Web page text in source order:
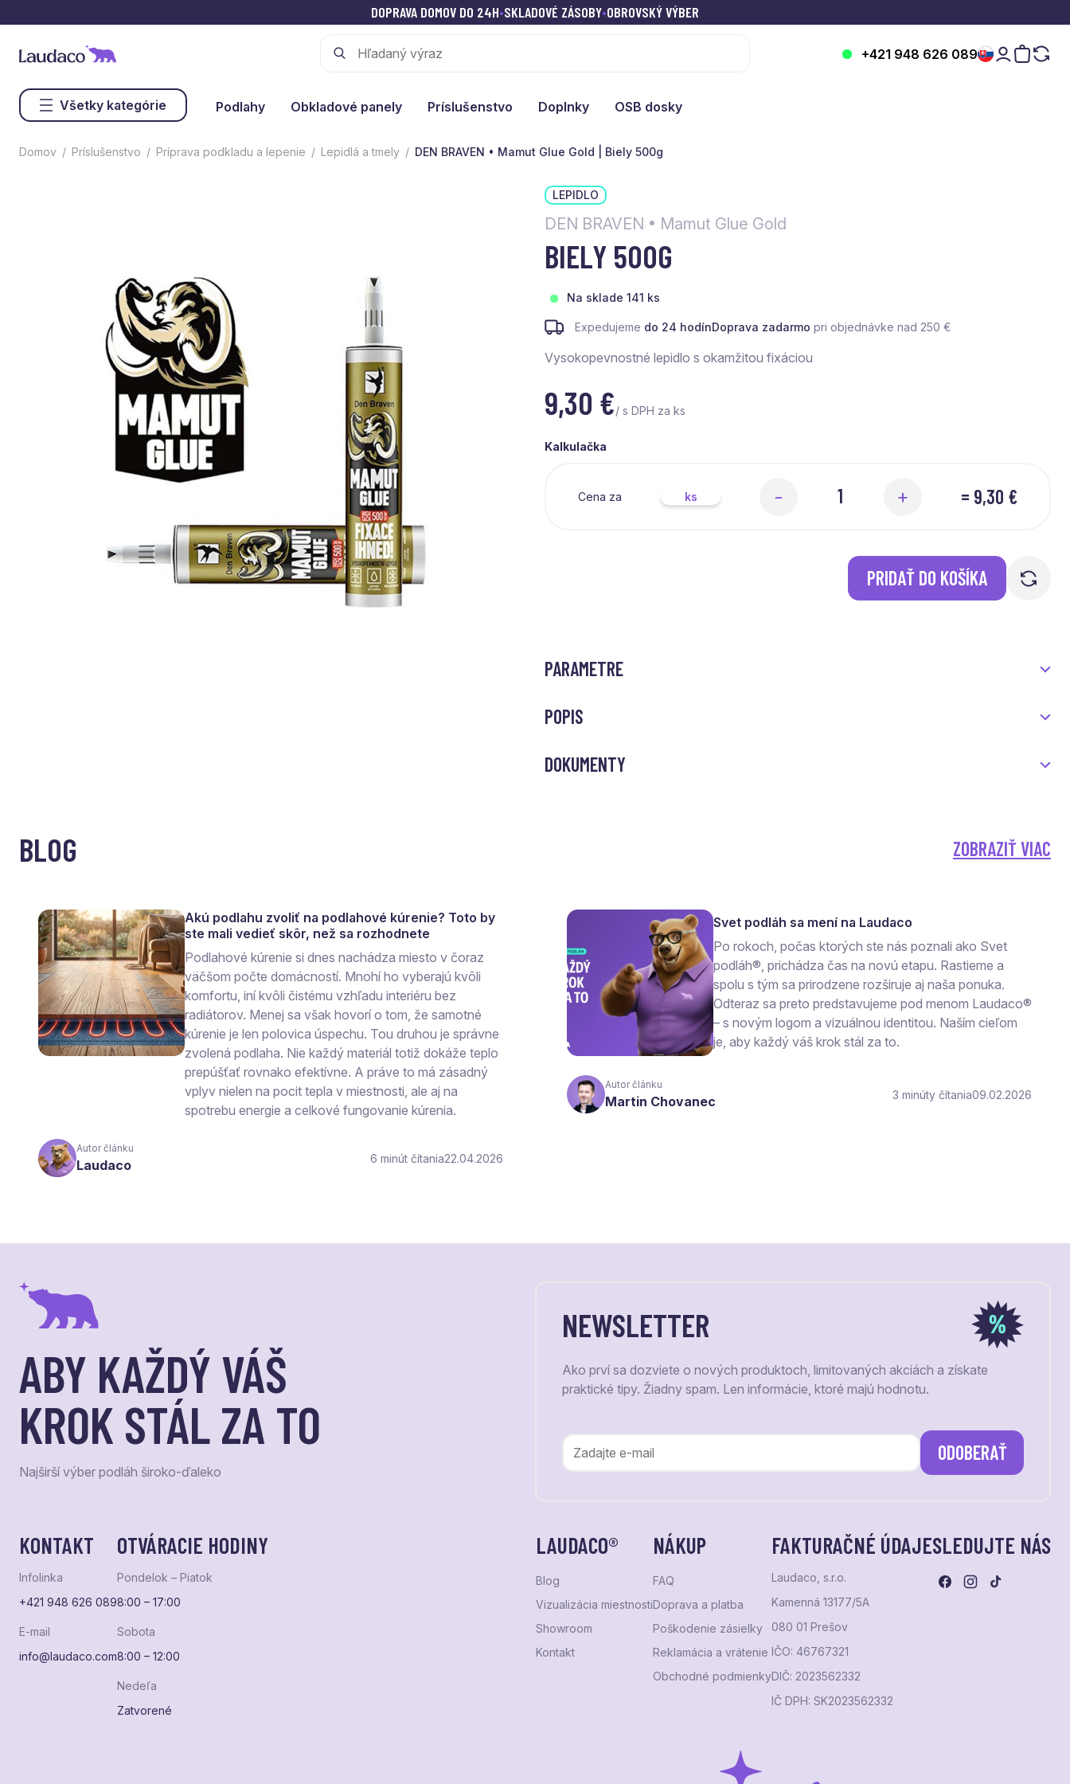
DOPRAVA DOMOV DO 24H•SKLADOVÉ ZÁSOBY•OBROVSKÝ VÝBER
+421 948 626 089
Všetky kategórie Podlahy Obkladové panely Príslušenstvo Doplnky OSB dosky
Domov Príslušenstvo Príprava podkladu a lepenie Lepidlá a tmely DEN BRAVEN • Mamut Glue Gold | Biely 500g
LEPIDLO
DEN BRAVEN • Mamut Glue Gold
BIELY 500G
Na sklade 141 ks
Expedujeme do 24 hodínDoprava zadarmo pri objednávke nad 250 €
Vysokopevnostné lepidlo s okamžitou fixáciou
9,30 €/ s DPH za ks
Kalkulačka
Cena za ks - + = 9,30 €
PRIDAŤ DO KOŠÍKA
PARAMETRE
POPIS
DOKUMENTY
BLOG ZOBRAZIŤ VIAC
Akú podlahu zvoliť na podlahové kúrenie? Toto by
ste mali vedieť skôr, než sa rozhodnete
Podlahové kúrenie si dnes nachádza miesto v čoraz
väčšom počte domácností. Mnohí ho vyberajú kvôli
komfortu, iní kvôli čistému vzhľadu interiéru bez
radiátorov. Menej sa však hovorí o tom, že samotné
kúrenie je len polovica úspechu. Tou druhou je správne
zvolená podlaha. Nie každý materiál totiž dokáže teplo
prepúšťať rovnako efektívne. A práve to má zásadný
vplyv nielen na pocit tepla v miestnosti, ale aj na
spotrebu energie a celkové fungovanie kúrenia.
Autor článku
Laudaco 6 čítania22.04.2026
Svet podláh sa mení na Laudaco
Po rokoch, počas ktorých ste nás poznali ako Svet
podláh®, prichádza čas na novú etapu. Rastieme a
spolu s tým sa prirodzene rozširuje aj naša ponuka.
Odteraz sa preto predstavujeme pod menom Laudaco®
– s novým logom a vizuálnou identitou. Naším cieľom
je, aby každý váš krok stál za to.
Autor článku
Martin Chovanec 3 čítania09.02.2026
ABY KAŽDÝ VÁŠ
KROK STÁL ZA TO
Najširší výber podláh široko-ďaleko
NEWSLETTER
Ako prví sa dozviete o nových produktoch, limitovaných akciách a získate
praktické tipy. Žiadny spam. Len informácie, ktoré majú hodnotu.
ODOBERAŤ
KONTAKT
Infolinka
+421 948 626 089
E-mail
info@laudaco.com
OTVÁRACIE HODINY
Pondelok – Piatok
8:00 – 17:00
Sobota
8:00 – 12:00
Nedeľa
Zatvorené
LAUDACO®
Blog
Vizualizácia miestnosti
Showroom
Kontakt
NÁKUP
FAQ
Doprava a platba
Poškodenie zásielky
Reklamácia a vrátenie
Obchodné podmienky
FAKTURAČNÉ ÚDAJE
Laudaco, s.r.o.
Kamenná 13177/5A
080 01 Prešov
IČO: 46767321
DIČ: 2023562332
IČ DPH: SK2023562332
SLEDUJTE NÁS